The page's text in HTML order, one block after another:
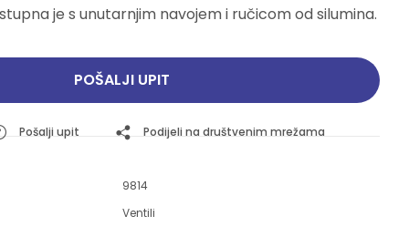
Pogledajte ponudu
Pogledajte ponudu
je s unutarnjim navojem i ručicom od silumina.
POŠALJI UPIT
Pošalji upit Podijeli na društvenim mrežama
9814
Ventili